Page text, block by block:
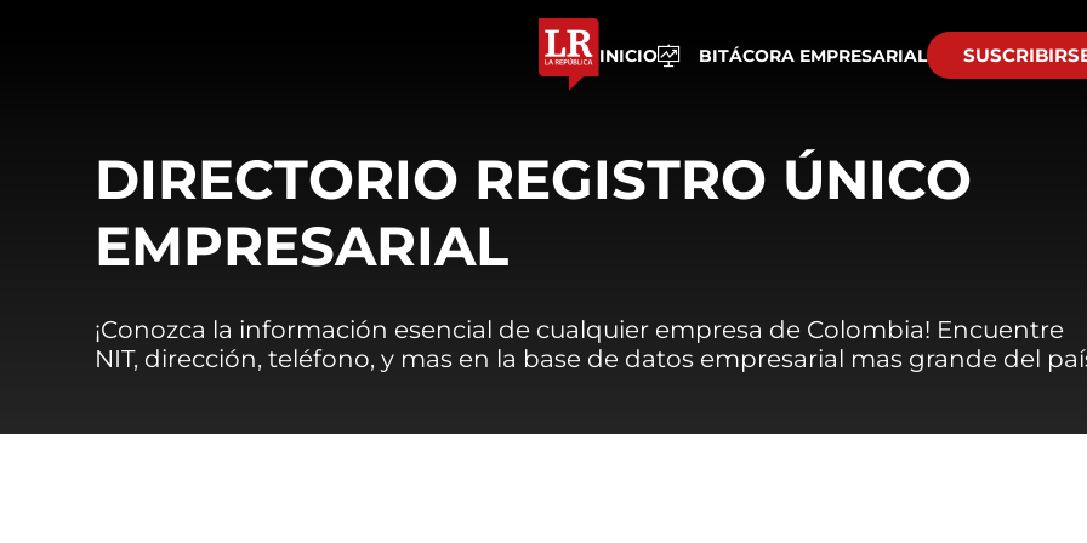
INICIO BITÁCORA EMPRESARIAL
DIRECTORIO REGISTRO ÚNICO
EMPRESARIAL
¡Conozca la información esencial de cualquier empresa de Colombia! Encuentre
NIT, dirección, teléfono, y mas en la base de datos empresarial mas grande del